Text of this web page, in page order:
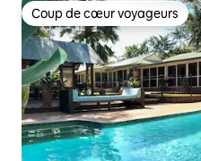
Coup de cœur voyageurs
Coup de cœur voyageurs